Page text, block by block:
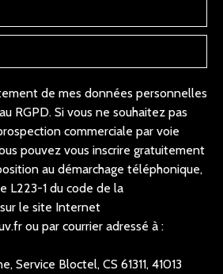
de mes données personnelles
RGPD. Si vous ne souhaitez pas
commerciale par voie
pouvez vous inscrire gratuitement
au démarchage téléphonique,
L223-1 du code de la
le site Internet
ou par courrier adressé à :
Service Bloctel, CS 61311, 41013